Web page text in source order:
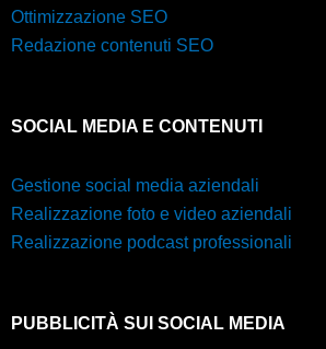
Ottimizzazione SEO
Redazione contenuti SEO
SOCIAL MEDIA E CONTENUTI
Gestione social media aziendali
Realizzazione foto e video aziendali
Realizzazione podcast professionali
PUBBLICITÀ SUI SOCIAL MEDIA